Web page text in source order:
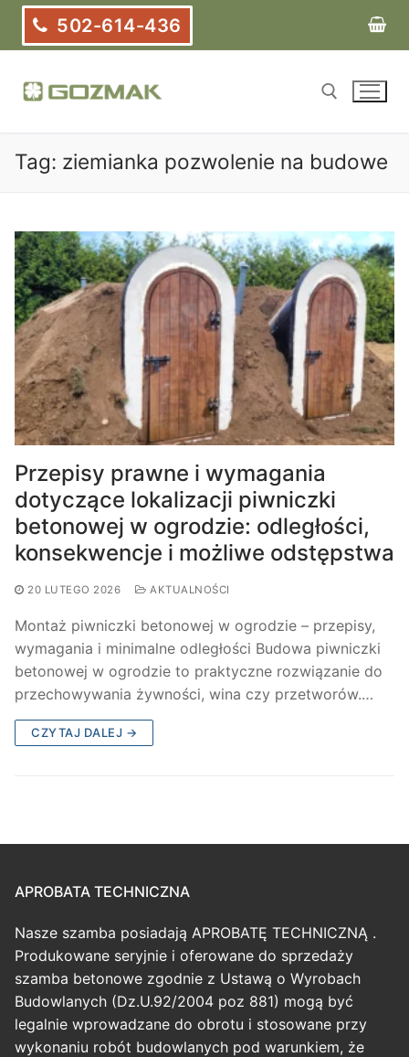
Przejdź
treści
502-614-436
Szukaj:
Tag: ziemianka pozwolenie na budowe
Przepisy prawne i wymagania
dotyczące lokalizacji piwniczki
betonowej w ogrodzie: odległości,
konsekwencje i możliwe odstępstwa
20 LUTEGO 2026 AKTUALNOŚCI
Montaż piwniczki betonowej w ogrodzie – przepisy,
wymagania i minimalne odległości Budowa piwniczki
betonowej w ogrodzie to praktyczne rozwiązanie do
przechowywania żywności, wina czy przetworów.…
CZYTAJ DALEJ →
APROBATA TECHNICZNA
Nasze szamba posiadają APROBATĘ TECHNICZNĄ .
Produkowane seryjnie i oferowane do sprzedaży
szamba betonowe zgodnie z Ustawą o Wyrobach
Budowlanych (Dz.U.92/2004 poz 881) mogą być
legalnie wprowadzane do obrotu i stosowane przy
wykonaniu robót budowlanych pod warunkiem, że